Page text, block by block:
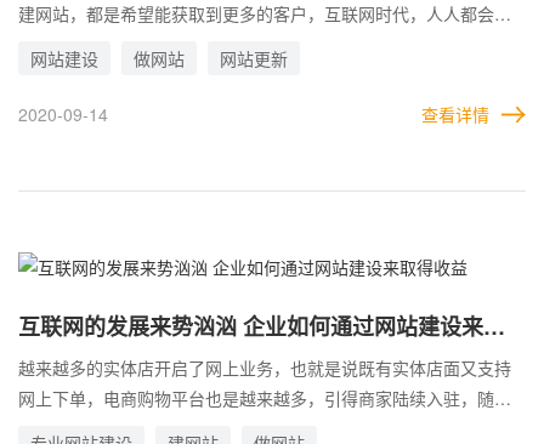
建网站，都是希望能获取到更多的客户，互联网时代，人人都会上
来越多，就目前而言，基本上每个企业都有官方网站建设，你所拥
有的，别人也有，存在的优势上是没有人占上风的，主要看拥有的
够被用户喜欢，被用户记住，一个网站需要做好哪几点才能够让用
网站建设 做网站 网站更新
2020-09-14 查看详情
互联网的发展来势汹汹 企业如何通过网站建设来取
得收益
越来越多的实体店开启了网上业务，也就是说既有实体店面又支持
网上下单，电商购物平台也是越来越多，引得商家陆续入驻，随着